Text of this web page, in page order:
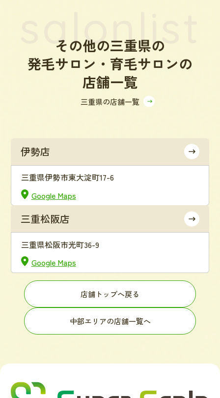
salonlist
その他の三重県の
発毛サロン・育毛サロンの
店舗一覧
三重県の店舗一覧
伊勢店
三重県伊勢市東大淀町17-6
Google Maps
三重松阪店
三重県松阪市光町36-9
Google Maps
店舗トップへ戻る
中部エリアの店舗一覧へ